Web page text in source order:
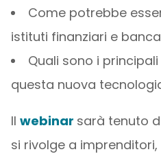
Come potrebbe
istituti finanziari e
Quali sono i
questa nuova
Il webinar sarà tenuto
si rivolge a